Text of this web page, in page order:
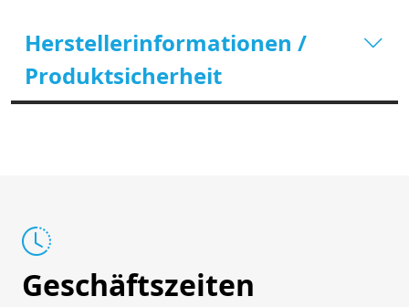
Herstellerinformationen /
Produktsicherheit
Geschäftszeiten